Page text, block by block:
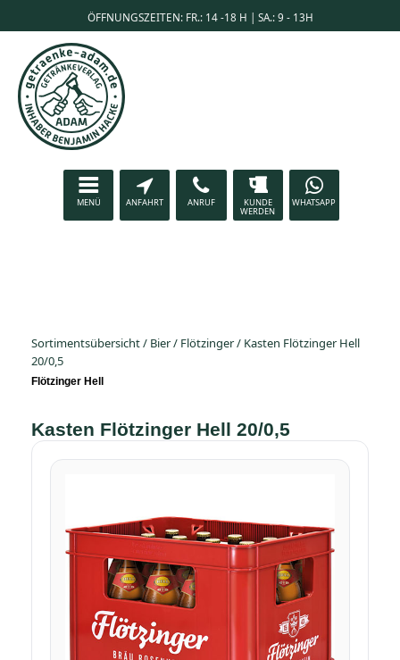
ÖFFNUNGSZEITEN: FR.: 14 -18 H | SA.: 9 - 13H
MENÜ ANFAHRT ANRUF KUNDE
WERDEN
WHATSAPP
Sortimentsübersicht/ Bier/ Flötzinger/ Kasten Flötzinger Hell
20/0,5
Flötzinger Hell
Kasten Flötzinger Hell 20/0,5